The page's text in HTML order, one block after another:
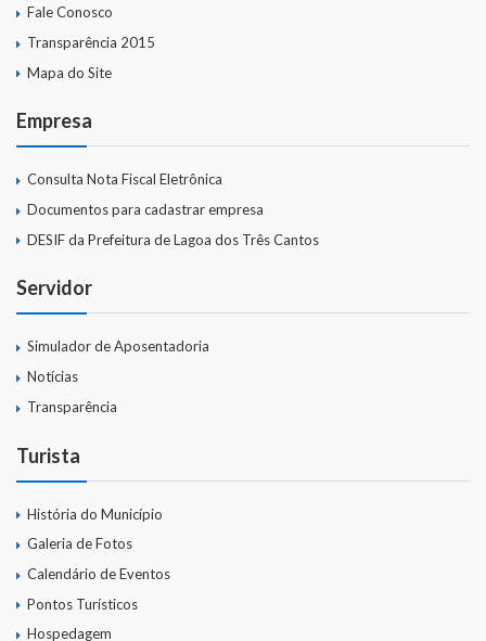
Fale Conosco
Transparência 2015
Mapa do Site
Empresa
Consulta Nota Fiscal Eletrônica
Documentos para cadastrar empresa
DESIF da Prefeitura de Lagoa dos Três Cantos
Servidor
Simulador de Aposentadoria
Notícias
Transparência
Turista
História do Município
Galeria de Fotos
Calendário de Eventos
Pontos Turísticos
Hospedagem